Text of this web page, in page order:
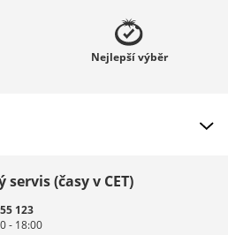
Nejlepšívýběr
Österreich
(časy v CET)
123
- 18:00